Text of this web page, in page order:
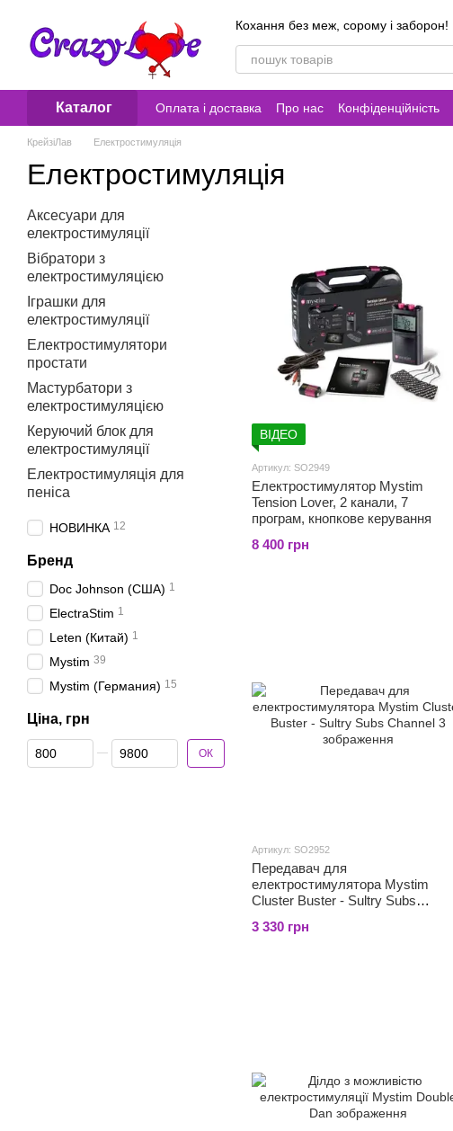
Кохання без меж, сорому і заборон!
Каталог Оплата і доставка Про нас Конфіденційність
Контакти
КрейзіЛав Електростимуляція
Електростимуляція
ВІДЕО
Артикул: SO2949
Електростимулятор Mystim
Tension Lover, 2 канали, 7
програм, кнопкове керування
8 400 грн
Артикул: SO2952
Передавач для
електростимулятора Mystim
Cluster Buster - Sultry Subs
3 330 грн
Аксесуари для
електростимуляції
Вібратори з
електростимуляцією
Іграшки для
електростимуляції
Електростимулятори
простати
Мастурбатори з
електростимуляцією
Керуючий блок для
електростимуляції
Електростимуляція для
пеніса
НОВИНКА 12
Бренд
Doc Johnson (США) 1
ElectraStim 1
Leten (Китай) 1
Mystim 39
Mystim (Германия) 15
Ціна, грн
Від Ціна, грн
До Ціна, грн ОК